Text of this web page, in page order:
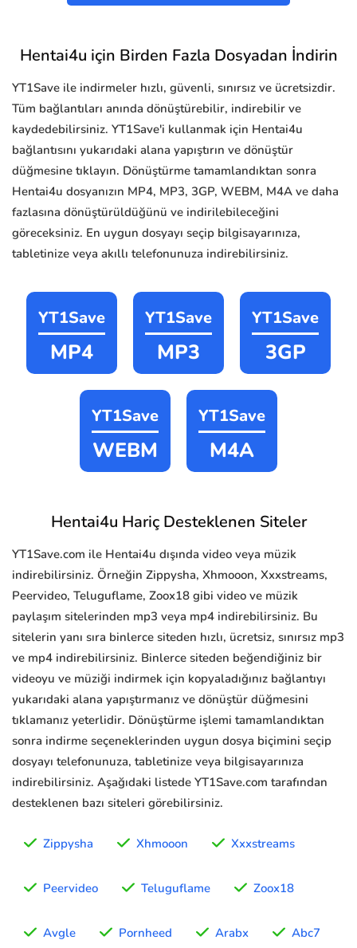
Hentai4u için Birden Fazla Dosyadan İndirin
YT1Save ile indirmeler hızlı, güvenli, sınırsız ve ücretsizdir.
Tüm bağlantıları anında dönüştürebilir, indirebilir ve
kaydedebilirsiniz. YT1Save'i kullanmak için Hentai4u
bağlantısını yukarıdaki alana yapıştırın ve dönüştür
düğmesine tıklayın. Dönüştürme tamamlandıktan sonra
Hentai4u dosyanızın MP4, MP3, 3GP, WEBM, M4A ve daha
fazlasına dönüştürüldüğünü ve indirilebileceğini
göreceksiniz. En uygun dosyayı seçip bilgisayarınıza,
tabletinize veya akıllı telefonunuza indirebilirsiniz.
YT1Save
MP4
YT1Save
MP3
YT1Save
3GP
YT1Save
WEBM
YT1Save
M4A
Hentai4u Hariç Desteklenen Siteler
YT1Save.com ile Hentai4u dışında video veya müzik
indirebilirsiniz. Örneğin Zippysha, Xhmooon, Xxxstreams,
Peervideo, Teluguflame, Zoox18 gibi video ve müzik
paylaşım sitelerinden mp3 veya mp4 indirebilirsiniz. Bu
sitelerin yanı sıra binlerce siteden hızlı, ücretsiz, sınırsız mp3
ve mp4 indirebilirsiniz. Binlerce siteden beğendiğiniz bir
videoyu ve müziği indirmek için kopyaladığınız bağlantıyı
yukarıdaki alana yapıştırmanız ve dönüştür düğmesini
tıklamanız yeterlidir. Dönüştürme işlemi tamamlandıktan
sonra indirme seçeneklerinden uygun dosya biçimini seçip
dosyayı telefonunuza, tabletinize veya bilgisayarınıza
indirebilirsiniz. Aşağıdaki listede YT1Save.com tarafından
desteklenen bazı siteleri görebilirsiniz.
Zippysha Xhmooon Xxxstreams
Peervideo Teluguflame Zoox18
Avgle Pornheed Arabx Abc7